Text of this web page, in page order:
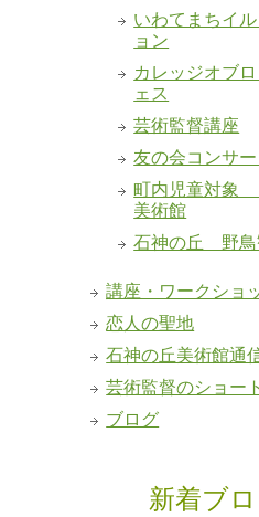
いわてまちイ
ョン
カレッジオブ
ェス
芸術監督講座
友の会コンサー
町内児童対象
美術館
石神の丘 野鳥
講座・ワークショ
恋人の聖地
石神の丘美術館通
芸術監督のショー
ブログ
新着ブ